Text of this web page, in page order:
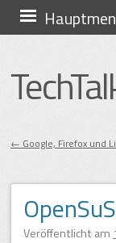
Zum
Inhalt
← Google, Firefox und
Veröffentlicht am